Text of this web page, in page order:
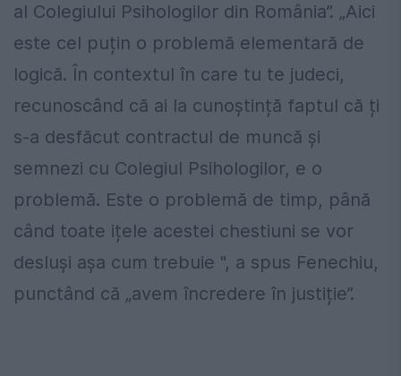
al Colegiului Psihologilor din România”. „Aici
este cel puțin o problemă elementară de
logică. În contextul în care tu te judeci,
recunoscând că ai la cunoștință faptul că ți
s-a desfăcut contractul de muncă și
semnezi cu Colegiul Psihologilor, e o
problemă. Este o problemă de timp, până
când toate ițele acestei chestiuni se vor
desluși așa cum trebuie ", a spus Fenechiu,
punctând că „avem încredere în justiție”.